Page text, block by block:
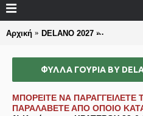
Αρχική DELANO 2027 ΦΥΛΛΑ
ΦΥΛΛΑ ΓΟΥΡΙΑ BY
ΜΠΟΡΕΙΤΕ ΝΑ ΠΑΡΑΓΓΕΙΛΕΤΕ
ΠΑΡΑΛΑΒΕΤΕ ΑΠΟ ΟΠΟΙΟ